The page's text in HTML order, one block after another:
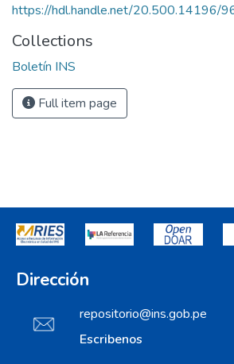
https://hdl.handle.net/20.500.14196/
Collections
Boletín INS
Full item page
Dirección
repositorio@ins.gob.pe
Escribenos